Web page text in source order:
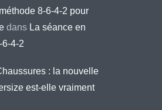
8-6-4-2 pour
dans La séance en
6-4-2
: la nouvelle
est-elle vraiment